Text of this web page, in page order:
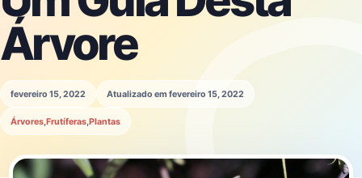
Árvore
fevereiro 15, 2022 Atualizado em fevereiro 15, 2022
Árvores Frutíferas Plantas